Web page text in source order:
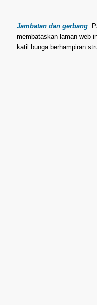
Jambatan dan gerbang.
membataskan laman web
katil bunga berhampiran